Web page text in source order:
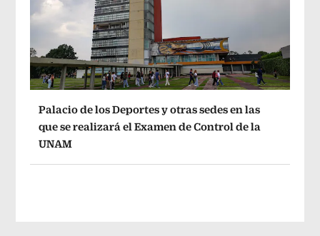
Palacio de los Deportes y otras sedes en las
que se realizará el Examen de Control de la
UNAM